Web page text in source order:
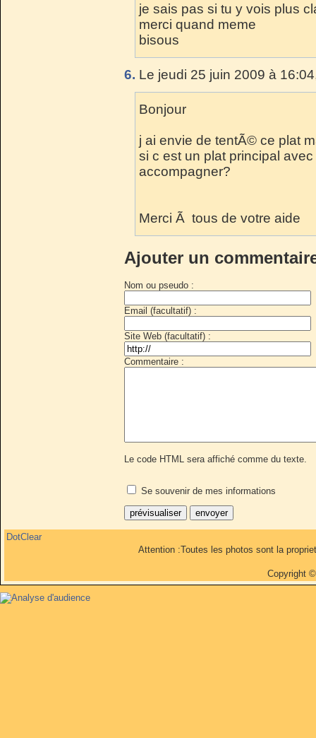
je sais pas si tu y vois plus
merci quand meme
bisous
6. Le jeudi 25 juin 2009 à
Bonjour
j ai envie de tentÃ© ce plat
si c est un plat principal
accompagner?
Merci Ã tous de votre aide
Ajouter un
Nom ou pseudo :
Email (facultatif) :
Site Web (facultatif) :
Commentaire :
Le code HTML sera affiché comme du texte.
Se souvenir de mes informations
DotClear
Attention :Toutes les photos sont la
Copyright